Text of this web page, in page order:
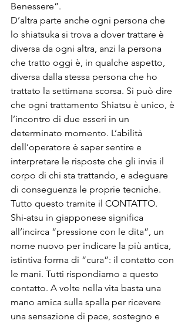
Benessere”.
D’altra parte anche ogni persona che
lo shiatsuka si trova a dover trattare è
diversa da ogni altra, anzi la persona
che tratto oggi è, in qualche aspetto,
diversa dalla stessa persona che ho
trattato la settimana scorsa. Si può dire
che ogni trattamento Shiatsu è unico, è
l’incontro di due esseri in un
determinato momento. L’abilità
dell’operatore è saper sentire e
interpretare le risposte che gli invia il
corpo di chi sta trattando, e adeguare
di conseguenza le proprie tecniche.
Tutto questo tramite il CONTATTO.
Shi-atsu in giapponese significa
all’incirca “pressione con le dita”, un
nome nuovo per indicare la più antica,
istintiva forma di “cura”: il contatto con
le mani. Tutti rispondiamo a questo
contatto. A volte nella vita basta una
mano amica sulla spalla per ricevere
una sensazione di pace, sostegno e